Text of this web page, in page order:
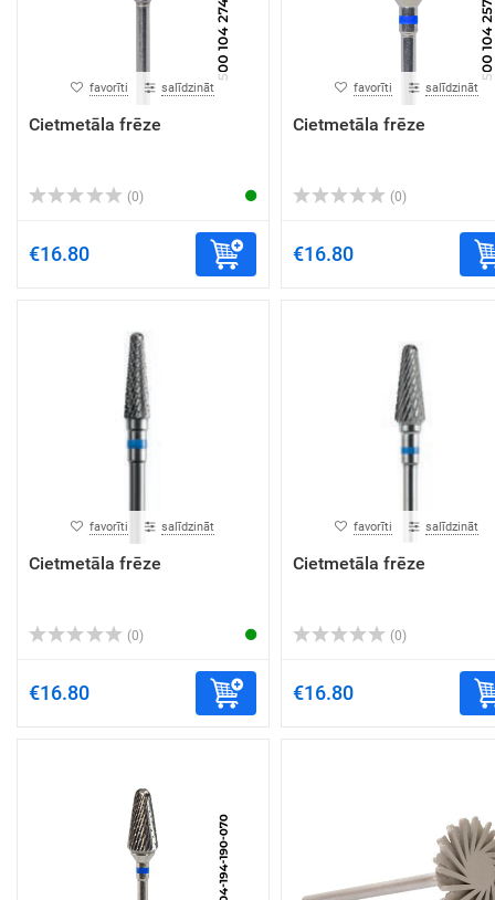
favorīti salīdzināt
Cietmetāla frēze
(0)
€16.80
favorīti salīdzināt
Cietmetāla frēze
(0)
€16.80
favorīti salīdzināt
Cietmetāla frēze
(0)
€16.80
favorīti salīdzināt
Cietmetāla frēze
(0)
€16.80